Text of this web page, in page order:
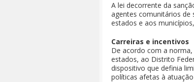
A lei decorrente da
agentes comunitários de
estados e aos
Carreiras e incentivos
De acordo com a
estados, ao Distrito
dispositivo que definia
políticas afetas à